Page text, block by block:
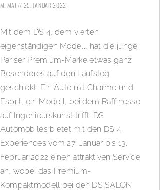
M. MAI 25. JANUAR 2022
Mit dem DS 4, dem vierten
eigenständigen Modell, hat die junge
Pariser Premium-Marke etwas ganz
Besonderes auf den Laufsteg
geschickt: Ein Auto mit Charme und
Esprit, ein Modell, bei dem Raffinesse
auf Ingenieurskunst trifft. DS
Automobiles bietet mit den DS 4
Experiences vom 27. Januar bis 13.
Februar 2022 einen attraktiven Service
an, wobei das Premium-
Kompaktmodell bei den DS SALON